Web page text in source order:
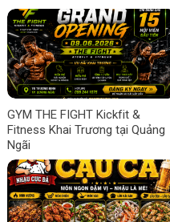
GYM THE FIGHT Kickfit &
Fitness Khai Trương tại Quảng
Ngãi